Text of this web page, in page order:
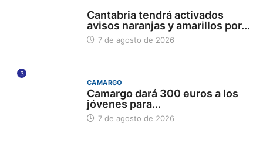
Cantabria tendrá activados
avisos naranjas y amarillos por...
7 de agosto de 2026
3
CAMARGO
Camargo dará 300 euros a los
jóvenes para...
7 de agosto de 2026